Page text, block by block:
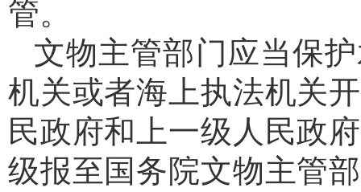
管。
文物主管部门应当保
机关或者海上执法机关
民政府和上一级人民政
级报至国务院文物主管